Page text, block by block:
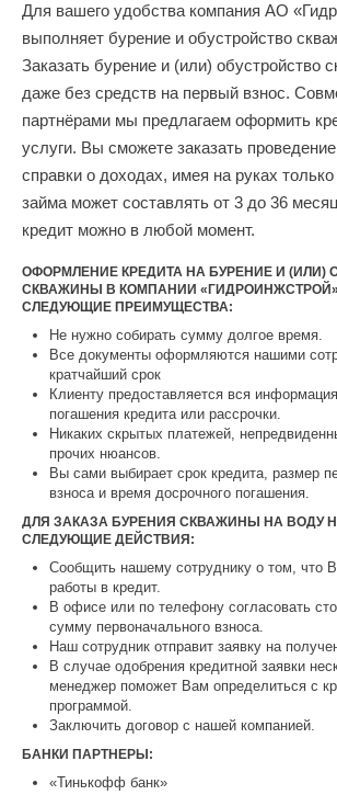
Для вашего удобства компания АО
выполняет бурение и обустройство
Заказать бурение и (или) обустройство
даже без средств на первый взнос.
партнёрами мы предлагаем оформить
услуги. Вы сможете заказать
справки о доходах, имея на руках
займа может составлять от 3 до 36
кредит можно в любой момент.
ОФОРМЛЕНИЕ КРЕДИТА НА БУРЕНИЕ И (ИЛИ)
СКВАЖИНЫ В КОМПАНИИ
СЛЕДУЮЩИЕ ПРЕИМУЩЕСТВА:
Не нужно собирать сумму долгое время.
Все документы оформляются нашими
кратчайший срок
Клиенту предоставляется вся
погашения кредита или рассрочки.
Никаких скрытых платежей,
прочих нюансов.
Вы сами выбирает срок кредита, размер
взноса и время досрочного погашения.
ДЛЯ ЗАКАЗА БУРЕНИЯ СКВАЖИНЫ НА ВОДУ
СЛЕДУЮЩИЕ ДЕЙСТВИЯ:
Сообщить нашему сотруднику о том, что
работы в кредит.
В офисе или по телефону согласовать
сумму первоначального взноса.
Наш сотрудник отправит заявку на
В случае одобрения кредитной заявки
менеджер поможет Вам определиться с
программой.
Заключить договор с нашей компанией.
БАНКИ ПАРТНЕРЫ:
«Тинькофф банк»